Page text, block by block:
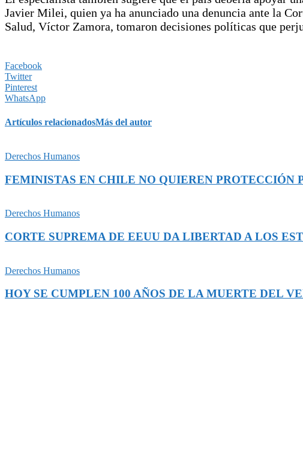
Javier Milei, quien ya ha anunciado una denuncia ante la
Salud, Víctor Zamora, tomaron decisiones políticas que
Facebook
Twitter
Pinterest
WhatsApp
Artículos relacionadosMás del autor
Derechos Humanos
FEMINISTAS EN CHILE NO QUIEREN PROTECCIÓN
Derechos Humanos
CORTE SUPREMA DE EEUU DA LIBERTAD A LOS
Derechos Humanos
HOY SE CUMPLEN 100 AÑOS DE LA MUERTE DEL